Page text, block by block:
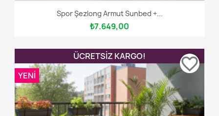
Spor Şezlong Armut Sunbed +...
₺7.649,00
ÜCRETSIZ KARGO!
YENI
favorite_border